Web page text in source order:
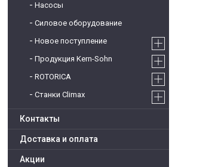
Насосы
Силовое оборудование
Новое поступление
Продукция Kern-Sohn
ROTORICA
Станки Climax
Контакты
Доставка и оплата
Акции